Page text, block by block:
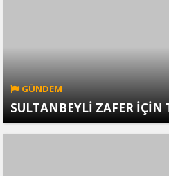
GÜNDEM
SULTANBEYLİ ZAFER İÇİN